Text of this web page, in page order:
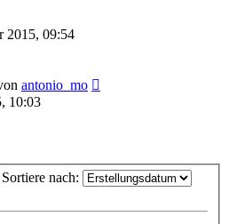
2015, 09:54
antonio_mo
10:03
Sortiere nach: